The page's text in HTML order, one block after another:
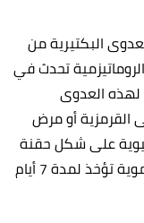
البكتيرية من
تحدث في
لهذه العدوى
القرمزية أو مرض
على شكل حقنة
عضلية واحدة؛ كحقن البنسلين، أو حبوب فموية تؤخذ لمدة 7 أيام